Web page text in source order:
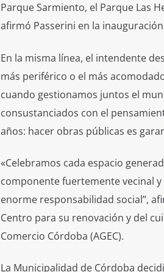
Parque Sarmiento, el Parque Las
afirmó Passerini en la
En la misma línea, el intendente
más periférico o el más
cuando gestionamos juntos el
consustanciados con el
años: hacer obras públicas es
«Celebramos cada espacio
componente fuertemente vecinal
enorme responsabilidad social”,
Centro para su renovación y del
Comercio Córdoba (AGEC).
La Municipalidad de Córdoba